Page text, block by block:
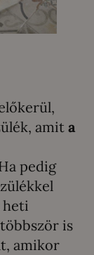
amit a
pedig
heti
is
amikor